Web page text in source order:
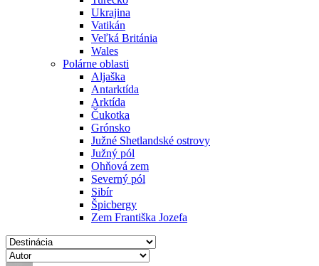
Ukrajina
Vatikán
Veľká Británia
Wales
Polárne oblasti
Aljaška
Antarktída
Arktída
Čukotka
Grónsko
Južné Shetlandské ostrovy
Južný pól
Ohňová zem
Severný pól
Sibír
Špicbergy
Zem Františka Jozefa